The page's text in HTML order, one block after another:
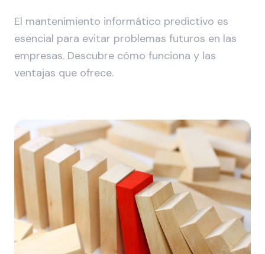
El mantenimiento informático predictivo es
esencial para evitar problemas futuros en las
empresas. Descubre cómo funciona y las
ventajas que ofrece.